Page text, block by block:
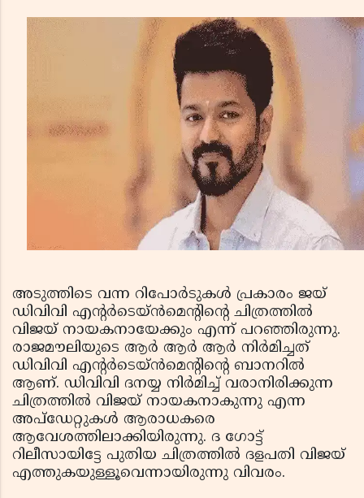
അടുത്തിടെ വന്ന റിപോര്‍ടുകള്‍ പ്രകാരം ജയ്
ഡിവിവി എന്റര്‍ടെയ്ന്‍മെന്റിന്റെ ചിത്രത്തില്‍
വിജയ് നായകനായേക്കും എന്ന് പറഞ്ഞിരുന്നു.
രാജമൗലിയുടെ ആര്‍ ആര്‍ ആര്‍ നിര്‍മിച്ചത്
ഡിവിവി എന്റര്‍ടെയ്ന്‍മെന്റിന്റെ ബാനറില്‍
ആണ്. ഡിവിവി ദനയ്യ നിര്‍മിച്ച് വരാനിരിക്കുന്ന
ചിത്രത്തില്‍ വിജയ് നായകനാകുന്നു എന്ന
അപ്ഡേറ്റുകള്‍ ആരാധകരെ
ആവേശത്തിലാക്കിയിരുന്നു. ദ ഗോട്ട്
റിലീസായിട്ടേ പുതിയ ചിത്രത്തില്‍ ദളപതി വിജയ്
എത്തുകയുള്ളൂവെന്നായിരുന്നു വിവരം.